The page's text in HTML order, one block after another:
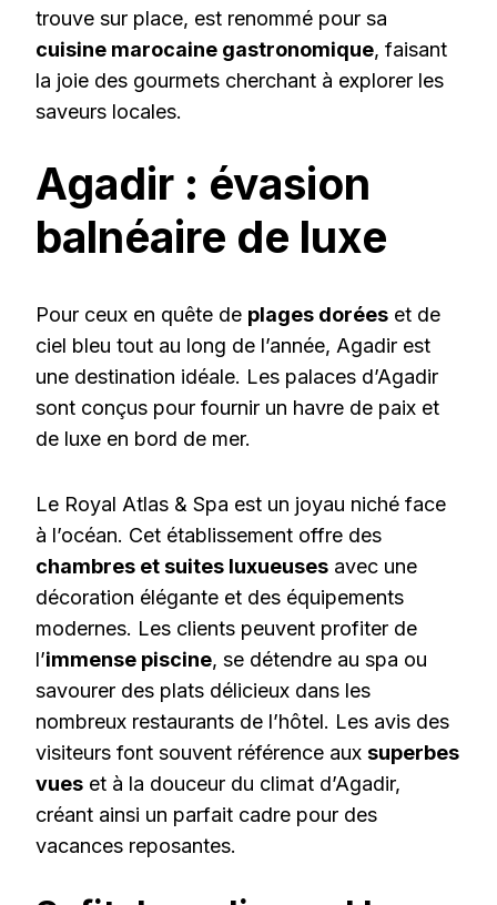
trouve sur place, est renommé pour sa
cuisine marocaine gastronomique, faisant
la joie des gourmets cherchant à explorer les
saveurs locales.
Agadir : évasion
balnéaire de luxe
Pour ceux en quête de plages dorées et de
ciel bleu tout au long de l’année, Agadir est
une destination idéale. Les palaces d’Agadir
sont conçus pour fournir un havre de paix et
de luxe en bord de mer.
Le Royal Atlas & Spa est un joyau niché face
à l’océan. Cet établissement offre des
chambres et suites luxueuses avec une
décoration élégante et des équipements
modernes. Les clients peuvent profiter de
l’immense piscine, se détendre au spa ou
savourer des plats délicieux dans les
nombreux restaurants de l’hôtel. Les avis des
visiteurs font souvent référence aux superbes
vues et à la douceur du climat d’Agadir,
créant ainsi un parfait cadre pour des
vacances reposantes.